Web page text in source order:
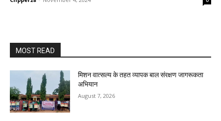
MOST READ
मिशन वात्सल्य के तहत व्यापक बाल संरक्षण जागरूकता
अभियान
August 7, 2026